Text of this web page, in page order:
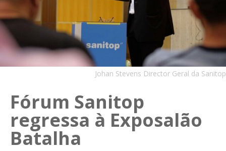
Johan Stevens Director Geral da Sanitop
Fórum Sanitop
regressa à Exposalão
Batalha